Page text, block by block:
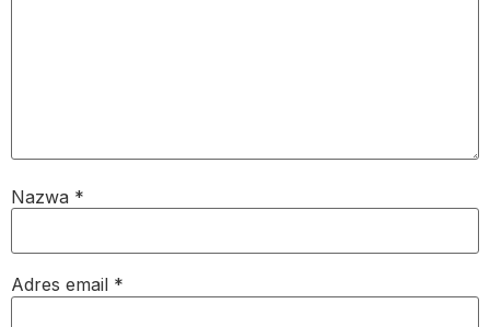
Nazwa *
Adres email *